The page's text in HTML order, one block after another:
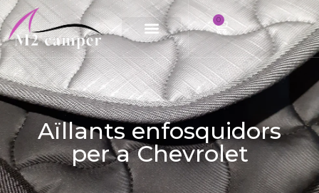
Saltar
al
contingut
0
Aïllants enfosquidors
per a Chevrolet